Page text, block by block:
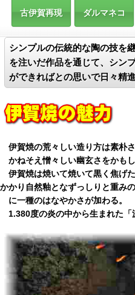
古伊賀再現 ダルマネコ
シンプルの伝統的な陶の技を
を注いだ作品を通じて、シン
ができればとの思いで日々精
伊賀焼の荒々しい造り方は素朴
かねそえ憎々しい幽玄さをかも
伊賀焼は焼いて焼いて黒く焦げ
かかり自然釉となずっしりと重み
に一種のはなやかさが加わる。
1.380度の炎の中から生まれた「